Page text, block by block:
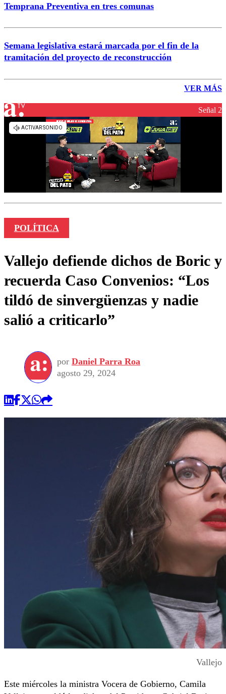
Temprana Preventiva en tres comunas
Semana legislativa estará marcada por el fin de la
tramitación del proyecto de reconstrucción
VER MÁS
Señal 2
POLÍTICA
Vallejo defiende dichos de Boric y
recuerda Caso Convenios: “Los
tildó de sinvergüenzas y nadie
salió a criticarlo”
por Daniel Parra Roa
agosto 29, 2024
Vallejo
Este miércoles la ministra Vocera de Gobierno, Camila